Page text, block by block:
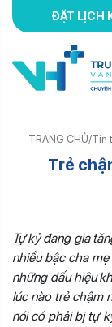
ĐẶT LỊCH
TRANG CHỦ/Tin
Trẻ
Tự kỷ đang gia
nhiều bậc cha
những dấu hiệu
lúc nào trẻ chậm
nói có phải bị tự